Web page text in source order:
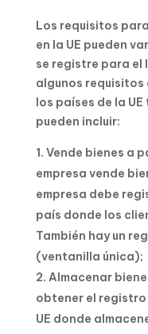
Los requisitos
en la UE pueden
se registre para el
algunos requisitos
los países de la
pueden incluir:
Vende bienes a
empresa vende
empresa debe
país donde los
También hay un
(ventanilla única);
Almacenar
obtener el registro
UE donde